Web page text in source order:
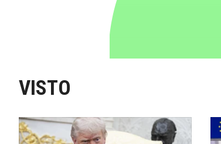
VISTO